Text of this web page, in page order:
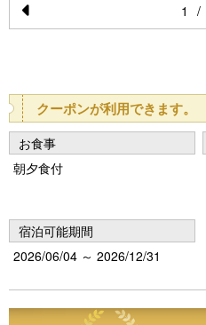
Pr
u
s
1 /
クーポンが利用できます。
お食事
朝夕食付
宿泊可能期間
2026/06/04 ～ 2026/12/31